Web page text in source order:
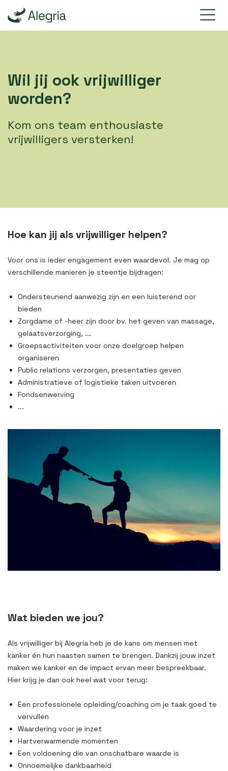
Wil jij ook vrijwilliger
worden?
Kom ons team enthousiaste
vrijwilligers versterken!
Hoe kan jij als vrijwilliger helpen?
Voor ons is ieder engagement even waardevol. Je mag op
verschillende manieren je steentje bijdragen:
Ondersteunend aanwezig zijn en een luisterend oor
bieden
Zorgdame of -heer zijn door bv. het geven van massage,
gelaatsverzorging, ...
Groepsactiviteiten voor onze doelgroep helpen
organiseren
Public relations verzorgen, presentaties geven
Administratieve of logistieke taken uitvoeren
Fondsenwerving
...
Wat bieden we jou?
Als vrijwilliger bij Alegria heb je de kans om mensen met
kanker én hun naasten samen te brengen. Dankzij jouw inzet
maken we kanker en de impact ervan meer bespreekbaar.
Hier krijg je dan ook heel wat voor terug:
Een professionele opleiding/coaching om je taak goed te
vervullen
Waardering voor je inzet
Hartverwarmende momenten
Een voldoening die van onschatbare waarde is
Onnoemelijke dankbaarheid